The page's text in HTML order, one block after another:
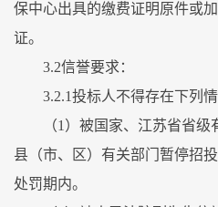
保中心出具的缴费证明原件或
证。
3.2信誉要求：
3.2.1投标人不得存在下列情
（1）被国家、江苏省省
县（市、区）有关部门暂停招
处罚期内。